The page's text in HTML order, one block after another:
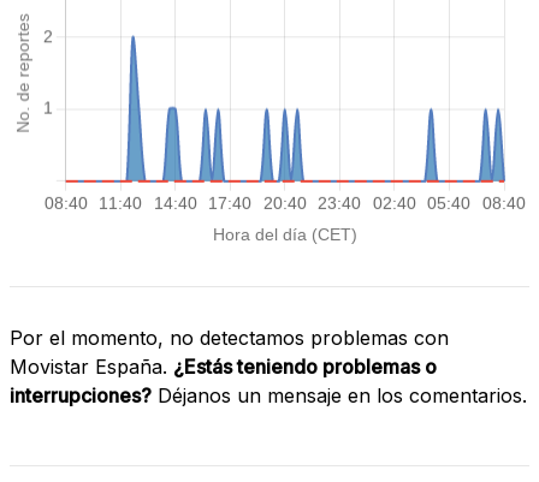
Por el momento, no detectamos problemas con
Movistar España. ¿Estás teniendo problemas o
interrupciones? Déjanos un mensaje en los comentarios.